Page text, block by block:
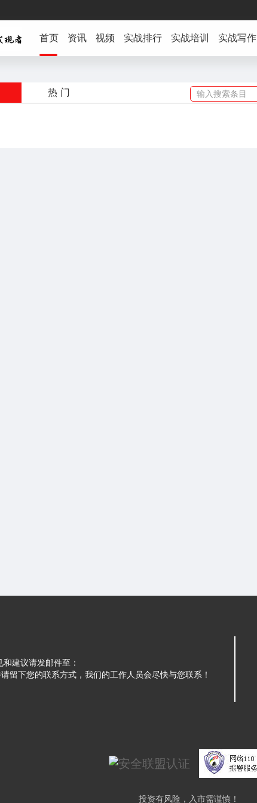
首页 资讯 视频 实战排行 实战培训 实战写作
热门
建议请发邮件至：
请留下您的联系方式，我们的工作人员会尽快与您联系！
投资有风险，入市需谨慎！